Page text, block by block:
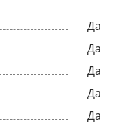
Да
Да
Да
Да
Да